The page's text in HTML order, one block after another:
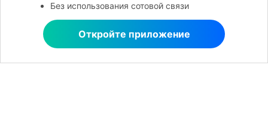
Без использования сотовой связи
Откройте приложение
Открыть в MobileTrans
Открыть в MobileTrans